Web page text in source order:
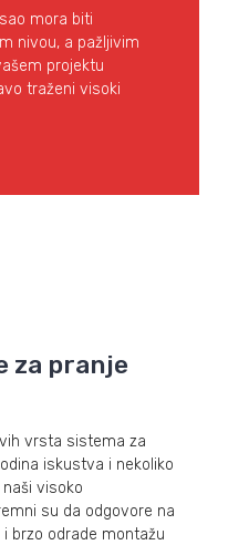
mora biti
nivou, a pažljivim
projektu
traženi visoki
za pranje
vrsta sistema za
iskustva i nekoliko
visoko
su da odgovore na
brzo odrade montažu